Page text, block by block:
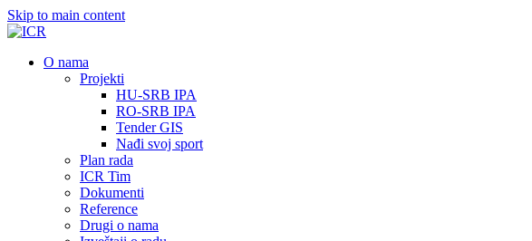
Skip to main content
О nama
Projekti
HU-SRB IPA
RO-SRB IPA
Tender GIS
Nađi svoj sport
Plan rada
ICR Tim
Dokumenti
Reference
Drugi o nama